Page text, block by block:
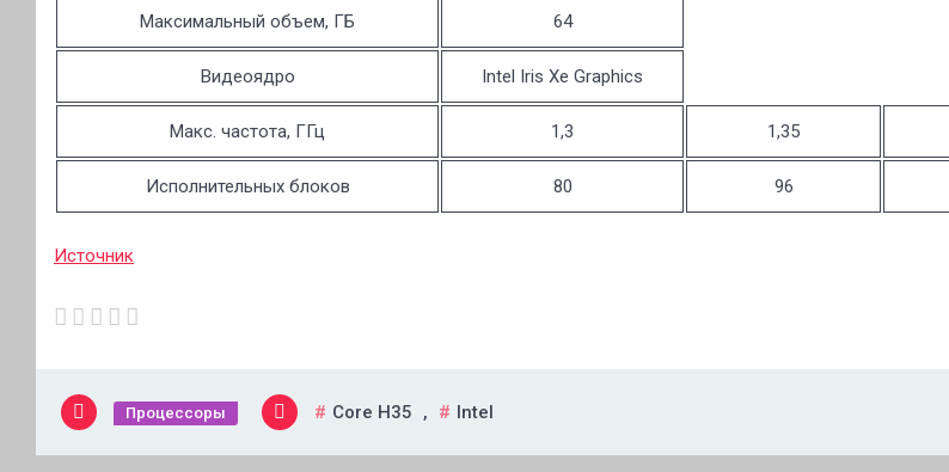
Максимальный объем, ГБ 64
Видеоядро Intel Iris Xe Graphics
Макс. частота, ГГц 1,3 1,35
Исполнительных блоков 80 96
Источник
Процессоры Core H35 , Intel